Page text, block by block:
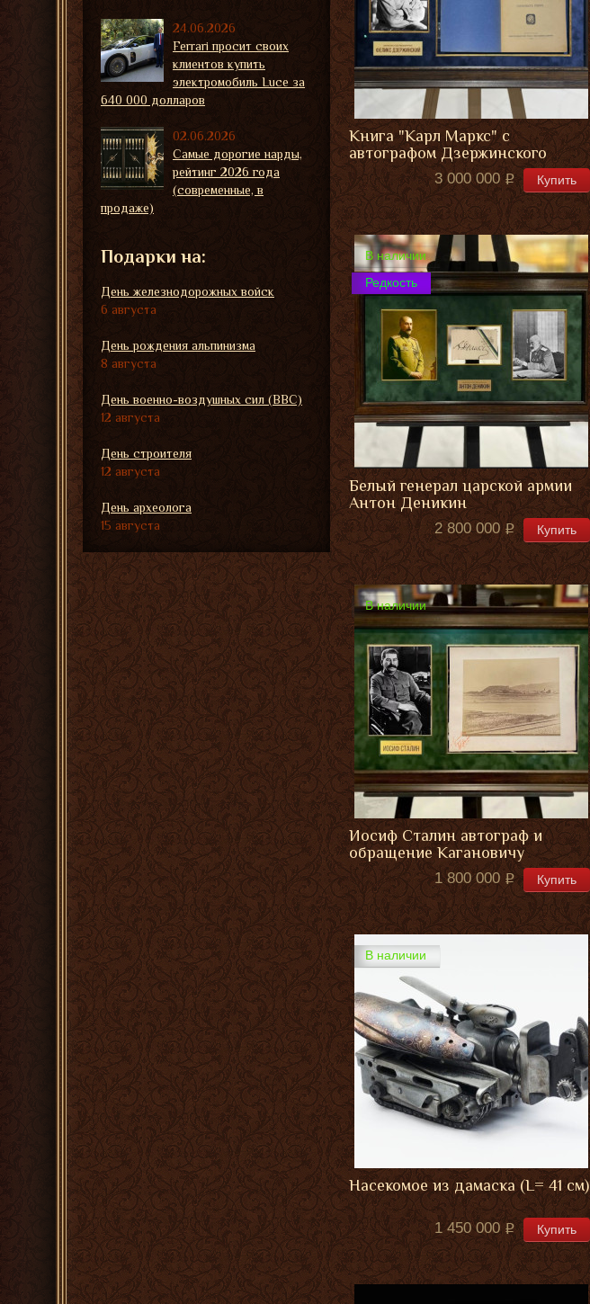
Книга "Карл Маркс" с
автографом Дзержинского
3 000 000 Купить
В наличии
Редкость
Белый генерал царской армии
Антон Деникин
2 800 000 Купить
В наличии
Иосиф Сталин автограф и
обращение Кагановичу
1 800 000 Купить
В наличии
Насекомое из дамаска (L= 41 см)
1 450 000 Купить
24.06.2026
Ferrari просит своих
клиентов купить
электромобиль Luce за
640 000 долларов
02.06.2026
Самые дорогие нарды,
рейтинг 2026 года
(современные, в
продаже)
Подарки на:
День железнодорожных войск
6 августа
День рождения альпинизма
8 августа
День военно-воздушных сил (ВВС)
12 августа
День строителя
12 августа
День археолога
15 августа